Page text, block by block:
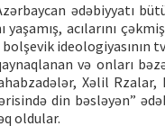
ədəbiyyatı
yaşamış, acılarını
və onları
Xəlil
din bəsləyən”
oldular.